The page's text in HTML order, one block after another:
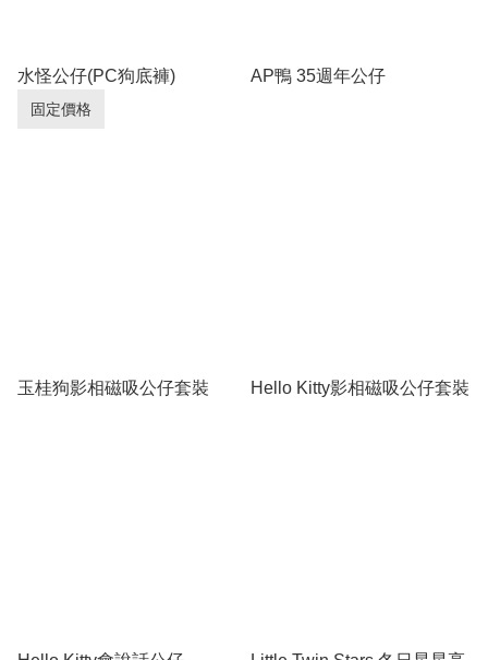
水怪公仔(PC狗底褲)
固定價格
AP鴨 35週年公仔
玉桂狗影相磁吸公仔套裝 Hello Kitty影相磁吸公仔套裝